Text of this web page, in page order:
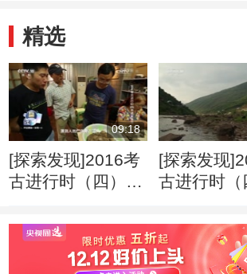
精选
09:18
[探索发现]2016考
古进行时（四）寻
救性发掘 成功提
取鸡蛋
[探索发现
古进行时（
墓以及完整